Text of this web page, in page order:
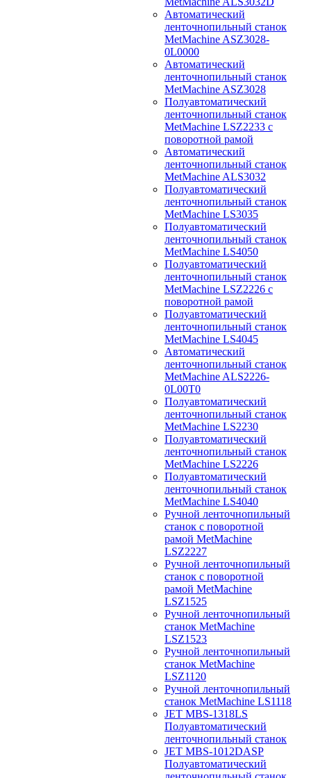
Автоматический
ленточнопильный станок
MetMachine ASZ3028-
0L0000
Автоматический
ленточнопильный станок
MetMachine ASZ3028
Полуавтоматический
ленточнопильный станок
MetMachine LSZ2233 с
поворотной рамой
Автоматический
ленточнопильный станок
MetMachine ALS3032
Полуавтоматический
ленточнопильный станок
MetMachine LS3035
Полуавтоматический
ленточнопильный станок
MetMachine LS4050
Полуавтоматический
ленточнопильный станок
MetMachine LSZ2226 с
поворотной рамой
Полуавтоматический
ленточнопильный станок
MetMachine LS4045
Автоматический
ленточнопильный станок
MetMachine ALS2226-
0L00T0
Полуавтоматический
ленточнопильный станок
MetMachine LS2230
Полуавтоматический
ленточнопильный станок
MetMachine LS2226
Полуавтоматический
ленточнопильный станок
MetMachine LS4040
Ручной ленточнопильный
станок с поворотной
рамой MetMachine
LSZ2227
Ручной ленточнопильный
станок с поворотной
рамой MetMachine
LSZ1525
Ручной ленточнопильный
станок MetMachine
LSZ1523
Ручной ленточнопильный
станок MetMachine
LSZ1120
Ручной ленточнопильный
станок MetMachine LS1118
JET MBS-1318LS
Полуавтоматический
ленточнопильный станок
JET MBS-1012DASP
Полуавтоматический